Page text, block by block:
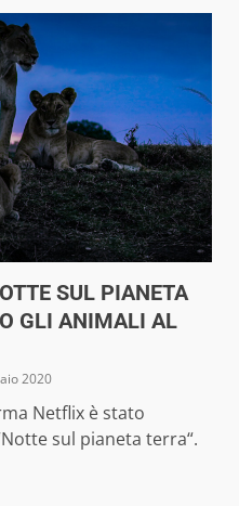
SUL PIANETA
GLI ANIMALI AL
2020
Netflix è stato
sul pianeta terra“.